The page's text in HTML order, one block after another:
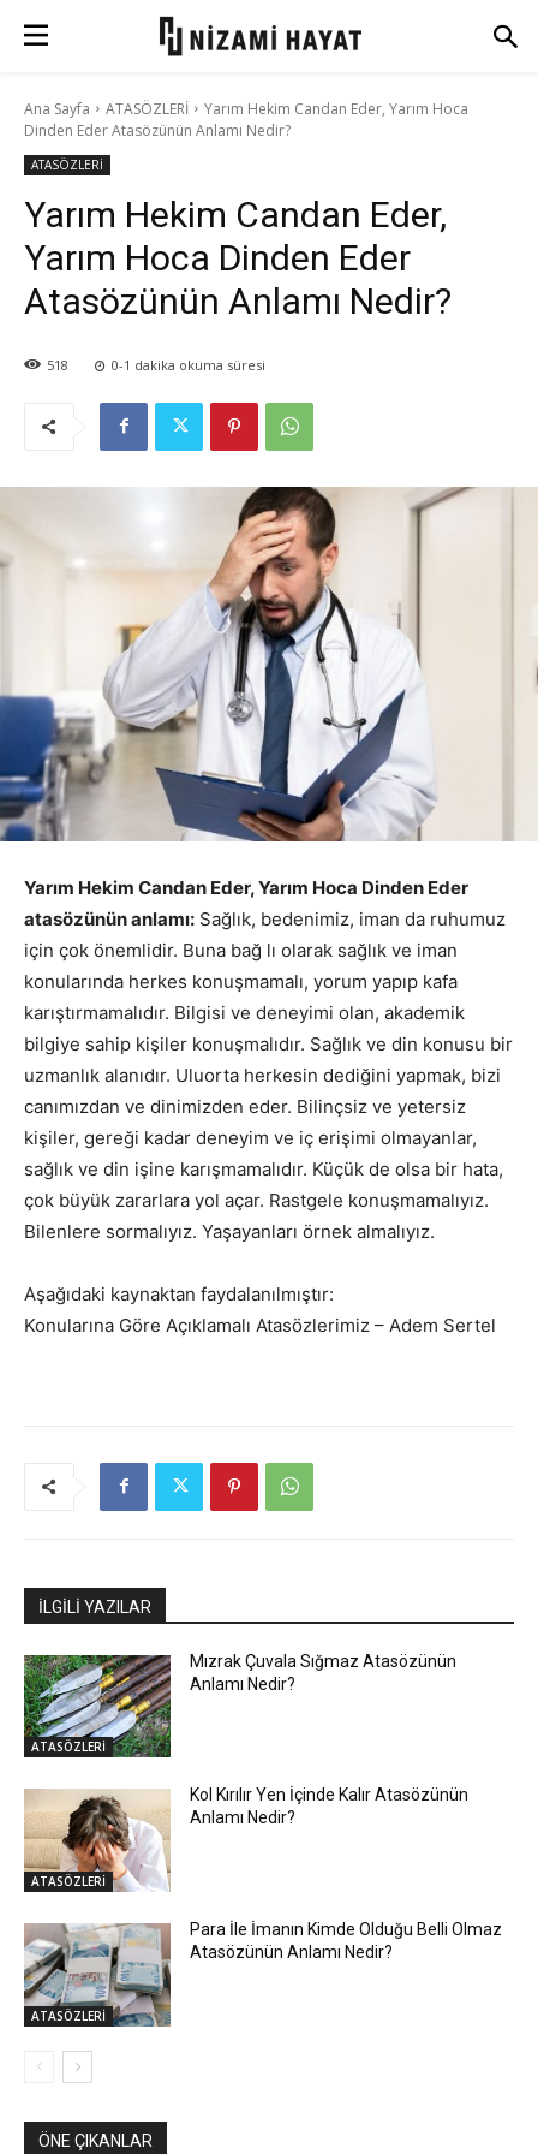
Ana Sayfa ATASÖZLERİ
Yarım Hekim Candan Eder, Yarım Hoca
Dinden Eder Atasözünün Anlamı Nedir?
ATASÖZLERİ
Yarım Hekim Candan Eder,
Yarım Hoca Dinden Eder
Atasözünün Anlamı Nedir?
518 0-1 dakika okuma süresi
Yarım Hekim Candan Eder, Yarım Hoca Dinden Eder
atasözünün anlamı: Sağlık, bedenimiz, iman da ruhumuz
için çok önemlidir. Buna bağ lı olarak sağlık ve iman
konularında herkes konuşmamalı, yorum yapıp kafa
karıştırmamalıdır. Bilgisi ve deneyimi olan, akademik
bilgiye sahip kişiler konuşmalıdır. Sağlık ve din konusu bir
uzmanlık alanıdır. Uluorta herkesin dediğini yapmak, bizi
canımızdan ve dinimizden eder. Bilinçsiz ve yetersiz
kişiler, gereği kadar deneyim ve iç erişimi olmayanlar,
sağlık ve din işine karışmamalıdır. Küçük de olsa bir hata,
çok büyük zararlara yol açar. Rastgele konuşmamalıyız.
Bilenlere sormalıyız. Yaşayanları örnek almalıyız.
Aşağıdaki kaynaktan faydalanılmıştır:
Konularına Göre Açıklamalı Atasözlerimiz – Adem Sertel
İLGİLİ YAZILAR
ATASÖZLERİ
Mızrak Çuvala Sığmaz Atasözünün
Anlamı Nedir?
ATASÖZLERİ
Kol Kırılır Yen İçinde Kalır Atasözünün
Anlamı Nedir?
ATASÖZLERİ
Para İle İmanın Kimde Olduğu Belli Olmaz
Atasözünün Anlamı Nedir?
ÖNE ÇIKANLAR